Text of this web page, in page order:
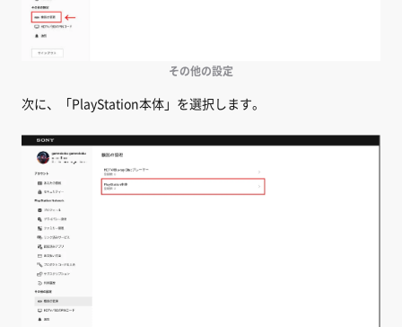
その他の設定
次に、「PlayStation本体」を選択します。